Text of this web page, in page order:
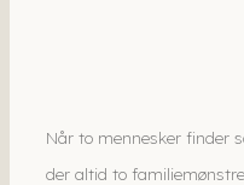
Når to mennesker finder
der altid to